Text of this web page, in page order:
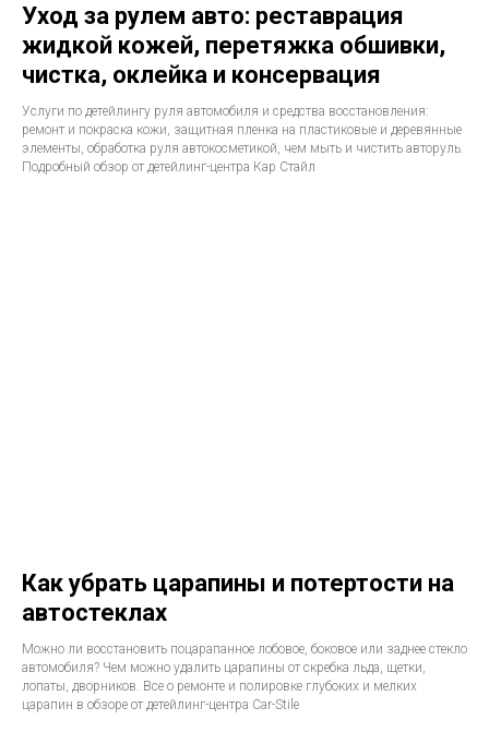
Уход за рулем авто: реставрация
жидкой кожей, перетяжка обшивки,
чистка, оклейка и консервация
Услуги по детейлингу руля автомобиля и средства восстановления:
ремонт и покраска кожи, защитная пленка на пластиковые и деревянные
элементы, обработка руля автокосметикой, чем мыть и чистить авторуль.
Подробный обзор от детейлинг-центра Кар Стайл
Как убрать царапины и потертости на
автостеклах
Можно ли восстановить поцарапанное лобовое, боковое или заднее стекло
автомобиля? Чем можно удалить царапины от скребка льда, щетки,
лопаты, дворников. Все о ремонте и полировке глубоких и мелких
царапин в обзоре от детейлинг-центра Car-Stile